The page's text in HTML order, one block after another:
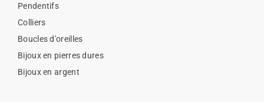
Pendentifs
Colliers
Boucles d'oreilles
Bijoux en pierres dures
Bijoux en argent